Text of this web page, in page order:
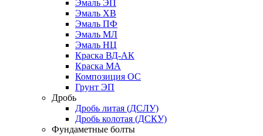
Эмаль ЭП
Эмаль ХВ
Эмаль ПФ
Эмаль МЛ
Эмаль НЦ
Краска ВД-АК
Краска МА
Композиция ОС
Грунт ЭП
Дробь
Дробь литая (ДСЛУ)
Дробь колотая (ДСКУ)
Фундаметные болты